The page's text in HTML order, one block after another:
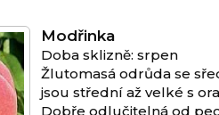
Modřinka
Doba sklizně: srpen
Žlutomasá odrůda se
jsou střední až velké s
Dobře odlučitelná od